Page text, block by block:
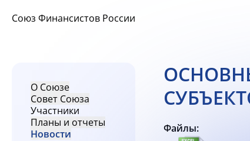
Союз Финансистов России
О Союзе
Совет Союза
Участники
Планы и отчеты
Новости
Файлы: